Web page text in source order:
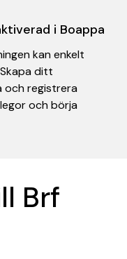
i Boappa
kan enkelt
ditt
och registrera
och börja
Brf